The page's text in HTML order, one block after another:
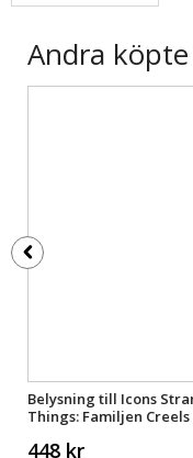
Andra
Belysning till Icons
Things: Familjen Creels
448 kr